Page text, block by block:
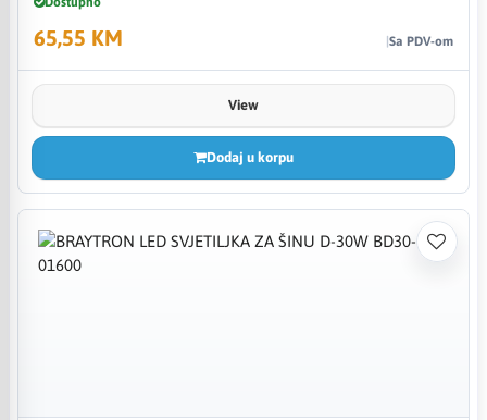
65,55 KM Sa PDV-om
View
Dodaj u korpu